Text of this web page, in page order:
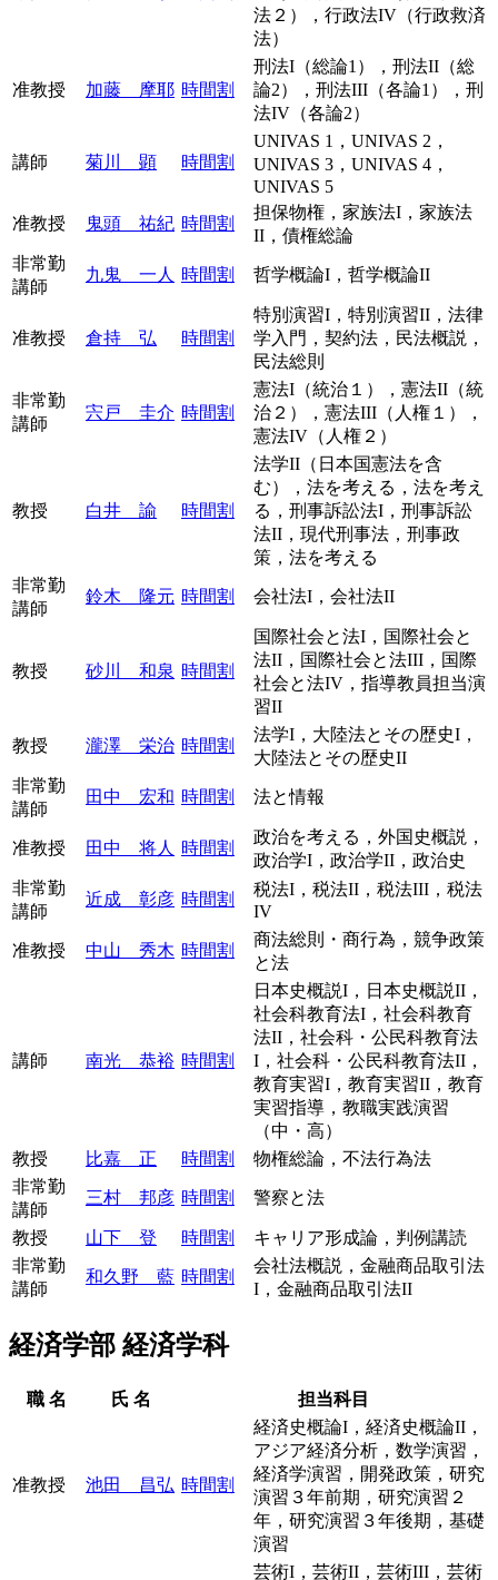
法２），行政法IV（行政救済
法）
准教授 加藤 摩耶 時間割
刑法I（総論1），刑法II（総
論2），刑法III（各論1），刑
法IV（各論2）
講師 菊川 顕 時間割
UNIVAS 1，UNIVAS 2，
UNIVAS 3，UNIVAS 4，
UNIVAS 5
准教授
鬼頭 祐紀 時間割
担保物権，家族法I，家族法
II，債権総論
非常勤
講師
九鬼 一人 時間割 哲学概論I，哲学概論II
准教授 倉持 弘 時間割
特別演習I，特別演習II，法律
学入門，契約法，民法概説，
民法総則
非常勤
講師
宍戸 圭介 時間割
憲法I（統治１），憲法II（統
治２），憲法III（人権１），
憲法IV（人権２）
教授 白井 諭 時間割
法学II（日本国憲法を含
む），法を考える，法を考え
る，刑事訴訟法I，刑事訴訟
法II，現代刑事法，刑事政
策，法を考える
非常勤
講師
鈴木 隆元 時間割 会社法I，会社法II
教授 砂川 和泉 時間割
国際社会と法I，国際社会と
法II，国際社会と法III，国際
社会と法IV，指導教員担当演
習II
教授 瀧澤 栄治 時間割
法学I，大陸法とその歴史I，
大陸法とその歴史II
非常勤
講師
田中 宏和 時間割 法と情報
准教授 田中 将人 時間割
政治を考える，外国史概説，
政治学I，政治学II，政治史
非常勤
講師
近成 彰彦 時間割
税法I，税法II，税法III，税法
IV
准教授 中山 秀木 時間割
商法総則・商行為，競争政策
と法
講師 南光 恭裕 時間割
日本史概説I，日本史概説II，
社会科教育法I，社会科教育
法II，社会科・公民科教育法
I，社会科・公民科教育法II，
教育実習I，教育実習II，教育
実習指導，教職実践演習
（中・高）
教授
比嘉 正 時間割
物権総論，不法行為法
非常勤
講師
三村 邦彦 時間割 警察と法
教授 山下 登 時間割
キャリア形成論，判例講読
非常勤
講師
和久野 藍 時間割
会社法概説，金融商品取引法
I，金融商品取引法II
経済学部 経済学科
職 名 氏 名 担当科目
准教授 池田 昌弘 時間割
経済史概論I，経済史概論II，
アジア経済分析，数学演習，
経済学演習，開発政策，研究
演習３年前期，研究演習２
年，研究演習３年後期，基礎
演習
芸術I，芸術II，芸術III，芸術